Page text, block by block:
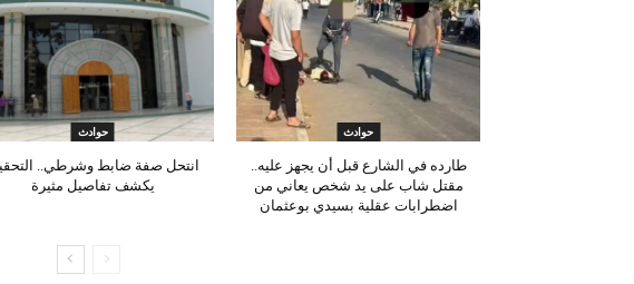
حوادث
طارده في الشارع قبل أن يجهز عليه..
مقتل شاب على يد شخص يعاني من
اضطرابات عقلية بسيدي بوعثمان
حوادث
انتحل صفة ضابط وشرطي..
يكشف تفاصيل مثيرة